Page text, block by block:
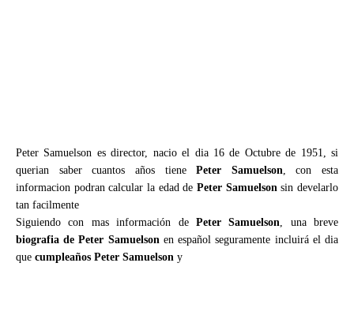
Peter Samuelson es director, nacio el dia 16 de Octubre de 1951, si
querian saber cuantos años tienePeter Samuelson, con esta
informacion podran calcular la edad de Peter Samuelsonsin develarlo
tan facilmente
Siguiendo con mas información de Peter Samuelson, una breve
biografia de Peter Samuelsonen español seguramente incluirá el dia
que cumpleaños Peter Samuelson y